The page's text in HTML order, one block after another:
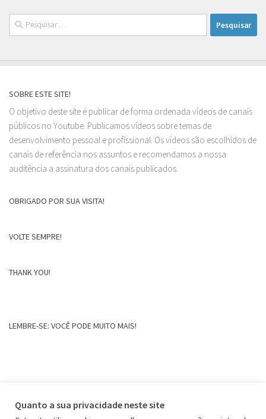
Pesquisar
por:
SOBRE ESTE SITE!
O objetivo deste site é publicar de forma ordenada vídeos de canais
públicos no Youtube. Publicamos vídeos sobre temas de
desenvolvimento pessoal e profissional. Os vídeos são escolhidos de
canais de referência nos assuntos e recomendamos a nossa
auditência a assinatura dos canais publicados.
OBRIGADO POR SUA VISITA!
VOLTE SEMPRE!
THANK YOU!
LEMBRE-SE: VOCÊ PODE MUITO MAIS!
Quanto a sua privacidade neste site